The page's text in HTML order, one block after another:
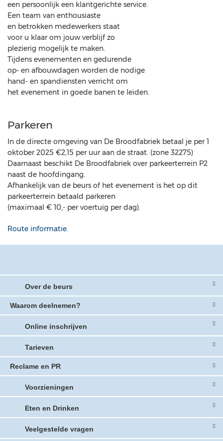
een persoonlijk een klantgerichte service.
Een team van enthousiaste
en betrokken medewerkers staat
voor u klaar om jouw verblijf zo
plezierig mogelijk te maken.
Tijdens evenementen en gedurende
op- en afbouwdagen worden de nodige
hand- en spandiensten verricht om
het evenement in goede banen te leiden.
Parkeren
In de directe omgeving van De Broodfabriek betaal je per 1
oktober 2025 €2,15 per uur aan de straat. (zone 32275)
Daarnaast beschikt De Broodfabriek over parkeerterrein P2
naast de hoofdingang.
Afhankelijk van de beurs of het evenement is het op dit
parkeerterrein betaald parkeren
(maximaal € 10,- per voertuig per dag).
Route informatie.
Over de beurs
Waarom deelnemen?
Online inschrijven
Tarieven
Reclame en PR
Voorzieningen
Eten en Drinken
Veelgestelde vragen